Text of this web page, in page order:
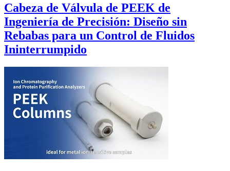
Cabeza de Válvula de PEEK de
Ingeniería de Precisión: Diseño sin
Rebabas para un Control de Fluidos
Ininterrumpido